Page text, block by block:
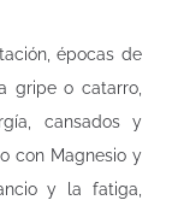
épocas de
gripe o catarro,
cansados y
con Magnesio y
y la fatiga,